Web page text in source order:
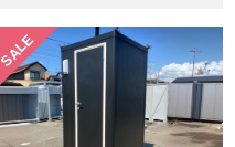
SALE